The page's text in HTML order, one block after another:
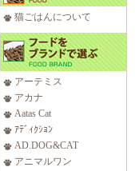
猫ごはんについて
アーテミス
アカナ
Aatas Cat
ｱﾃﾞｨｸｼｮﾝ
AD.DOG&CAT
アニマルワン